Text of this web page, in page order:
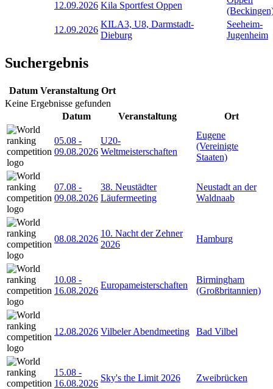
12.09.2026 Kila Sportfest Oppen
12.09.2026
KILA3, U8, Darmstadt-
Dieburg
Seeheim-
Jugenheim
Suchergebnis
Datum Veranstaltung Ort
Keine Ergebnisse gefunden
Datum
Veranstaltung Ort
05.08 -
09.08.2026
U20-
Weltmeisterschaften
Eugene
(Vereinigte
Staaten)
07.08 -
09.08.2026
38. Neustädter
Läufermeeting
Neustadt an der
Waldnaab
08.08.2026
10. Nacht der Zehner
2026
Hamburg
10.08 -
16.08.2026
Europameisterschaften
Birmingham
(Großbritannien)
12.08.2026 Vilbeler Abendmeeting Bad Vilbel
15.08 -
16.08.2026
Sky's the Limit 2026 Zweibrücken